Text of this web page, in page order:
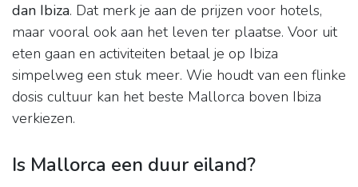
dan Ibiza. Dat merk je aan de prijzen voor hotels,
maar vooral ook aan het leven ter plaatse. Voor uit
eten gaan en activiteiten betaal je op Ibiza
simpelweg een stuk meer. Wie houdt van een flinke
dosis cultuur kan het beste Mallorca boven Ibiza
verkiezen.
Is Mallorca een duur eiland?